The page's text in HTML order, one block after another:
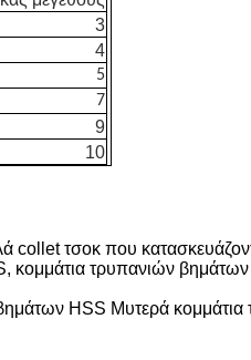
3
4
5
7
9
10
τσοκ που
τρυπανιών
HSS Μυτερά